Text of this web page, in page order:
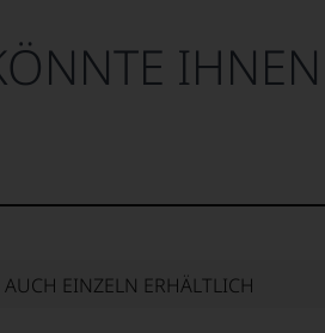
AUCH EINZELN ERHÄLTLICH